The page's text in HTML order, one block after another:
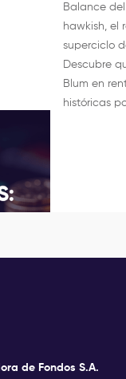
Balance
hawkish, el
superciclo
Descubre
Blum en
históricas
de Fondos S.A.